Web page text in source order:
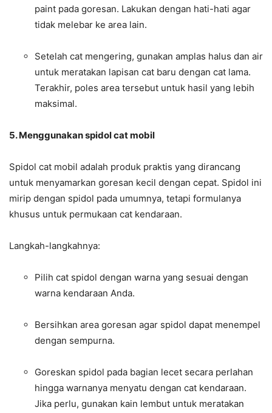
paint pada goresan. Lakukan dengan hati-hati agar
tidak melebar ke area lain.
Setelah cat mengering, gunakan amplas halus dan air
untuk meratakan lapisan cat baru dengan cat lama.
Terakhir, poles area tersebut untuk hasil yang lebih
maksimal.
5. Menggunakan spidol cat mobil
Spidol cat mobil adalah produk praktis yang dirancang
untuk menyamarkan goresan kecil dengan cepat. Spidol ini
mirip dengan spidol pada umumnya, tetapi formulanya
khusus untuk permukaan cat kendaraan.
Langkah-langkahnya:
Pilih cat spidol dengan warna yang sesuai dengan
warna kendaraan Anda.
Bersihkan area goresan agar spidol dapat menempel
dengan sempurna.
Goreskan spidol pada bagian lecet secara perlahan
hingga warnanya menyatu dengan cat kendaraan.
Jika perlu, gunakan kain lembut untuk meratakan